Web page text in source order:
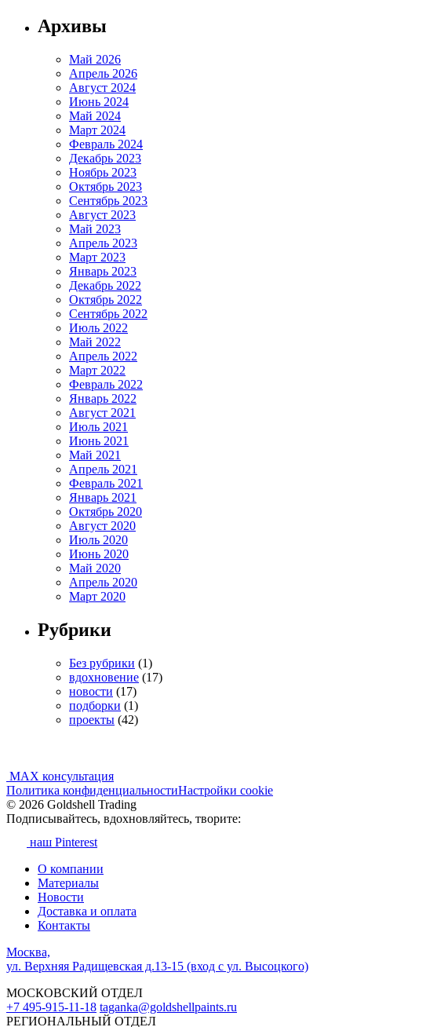
Архивы
Май 2026
Апрель 2026
Август 2024
Июнь 2024
Май 2024
Март 2024
Февраль 2024
Декабрь 2023
Ноябрь 2023
Октябрь 2023
Сентябрь 2023
Август 2023
Май 2023
Апрель 2023
Март 2023
Январь 2023
Декабрь 2022
Октябрь 2022
Сентябрь 2022
Июль 2022
Май 2022
Апрель 2022
Март 2022
Февраль 2022
Январь 2022
Август 2021
Июль 2021
Июнь 2021
Май 2021
Апрель 2021
Февраль 2021
Январь 2021
Октябрь 2020
Август 2020
Июль 2020
Июнь 2020
Май 2020
Апрель 2020
Март 2020
Рубрики
Без рубрики (1)
вдохновение (17)
новости (17)
подборки (1)
проекты (42)
MAX консультация
Политика конфиденциальностиНастройки cookie
© 2026 Goldshell Trading
Подписывайтесь, вдохновляйтесь, творите:
наш Pinterest
О компании
Материалы
Новости
Доставка и оплата
Контакты
Москва,
ул. Верхняя Радищевская д.13-15 (вход с ул. Высоцкого)
МОСКОВСКИЙ ОТДЕЛ
+7 495-915-11-18 taganka@goldshellpaints.ru
РЕГИОНАЛЬНЫЙ ОТДЕЛ